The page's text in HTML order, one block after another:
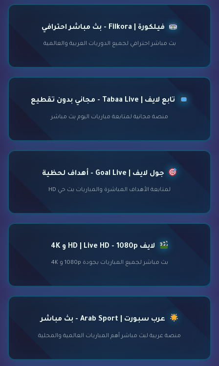
فيلكورة | Filkora - بث مباشر احترافي
بث مباشر احترافي لجميع الدوريات العربية والعالمية
تابع لايف | Tabaa Live - مجاني بدون تقطيع
منصة مجانية لمتابعة مباريات اليوم بث مباشر
جول لايف | Goal Live - أهداف لحظية
لمتابعة الأهداف المباشرة والمباريات بث حي HD
لايف HD | Live HD - 1080p و 4K
بث مباشر لجميع المباريات بجودة 1080p و 4K
عرب سبورت | Arab Sport - بث مباشر
منصة عربية لبث مباشر أهم المباريات العالمية والمحلية